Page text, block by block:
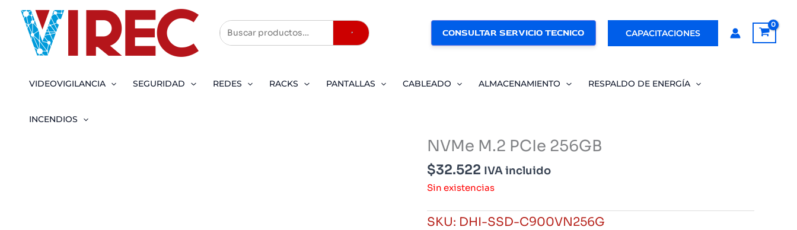
contenido
Buscar CONSULTAR SERVICIO TECNICO CAPACITACIONES
VIDEOVIGILANCIA SEGURIDAD REDES RACKS PANTALLAS CABLEADO ALMACENAMIENTO RESPALDO DE ENERGÍA
INCENDIOS
NVMe M.2 PCIe 256GB
$32.522 IVA incluido
Sin existencias
SKU: DHI-SSD-C900VN256G